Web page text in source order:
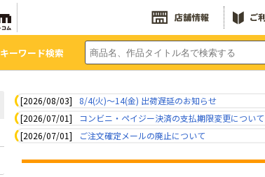
キーワード検索
[2026/08/03]
8/4(火)～14(金) 出荷遅延のお知らせ
[2026/07/01]
コンビニ・ペイジー決済の支払期限変更について
[2026/07/01]
ご注文確定メールの廃止について